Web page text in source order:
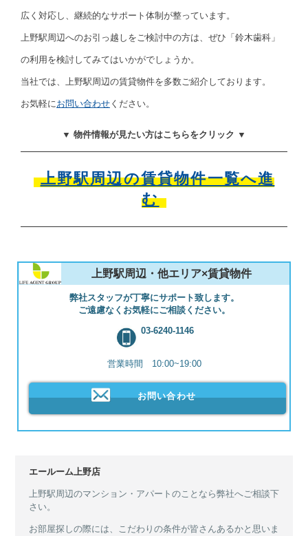
広く対応し、継続的なサポート体制が整っています。
上野駅周辺へのお引っ越しをご検討中の方は、ぜひ「鈴木歯科」
の利用を検討してみてはいかがでしょうか。
当社では、上野駅周辺の賃貸物件を多数ご紹介しております。
お気軽にお問い合わせ ください。
▼ 物件情報が見たい方はこちらをクリック ▼
上野駅周辺の賃貸物件一覧へ進
む
上野駅周辺・他エリア×賃貸物件
弊社スタッフが丁寧にサポート致します。
ご遠慮なくお気軽にご相談ください。
03-6240-1146
営業時間 10:00~19:00
お問い合わせ
エールーム上野店
上野駅周辺のマンション・アパートのことなら弊社へご相談下
さい。
お部屋探しの際には、こだわりの条件が皆さんあるかと思いま